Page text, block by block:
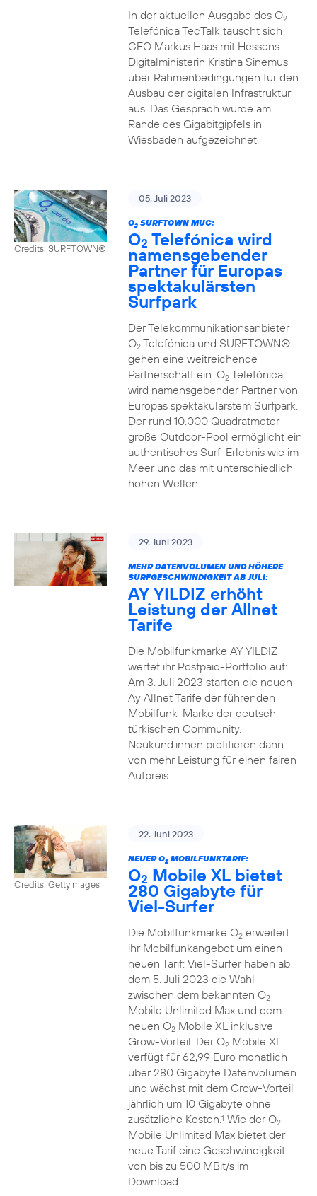
In der aktuellen Ausgabe des O2
Telefónica TecTalk tauscht sich
CEO Markus Haas mit Hessens
Digitalministerin Kristina Sinemus
über Rahmenbedingungen für den
Ausbau der digitalen Infrastruktur
aus. Das Gespräch wurde am
Rande des Gigabitgipfels in
Wiesbaden aufgezeichnet.
Credits: SURFTOWN®
05. Juli 2023
O2SURFTOWN MUC:
O2 Telefónica wird
namensgebender
Partner für Europas
spektakulärsten
Surfpark
Der Telekommunikationsanbieter
O2Telefónica und SURFTOWN®
gehen eine weitreichende
Partnerschaft ein: O2Telefónica
wird namensgebender Partner von
Europas spektakulärstem Surfpark.
Der rund 10.000 Quadratmeter
große Outdoor-Pool ermöglicht ein
authentisches Surf-Erlebnis wie im
Meer und das mit unterschiedlich
hohen Wellen.
29. Juni 2023
MEHR DATENVOLUMEN UND HÖHERE
SURFGESCHWINDIGKEIT AB JULI:
AY YILDIZ erhöht
Leistung der Allnet
Tarife
Die Mobilfunkmarke AY YILDIZ
wertet ihr Postpaid-Portfolio auf:
Am 3. Juli 2023 starten die neuen
Ay Allnet Tarife der führenden
Mobilfunk-Marke der deutsch-
türkischen Community.
Neukund:innen profitieren dann
von mehr Leistung für einen fairen
Aufpreis.
Credits: Gettyimages
22. Juni 2023
NEUER O2MOBILFUNKTARIF:
O2 Mobile XL bietet
280 Gigabyte für
Viel-Surfer
Die Mobilfunkmarke O2erweitert
ihr Mobilfunkangebot um einen
neuen Tarif: Viel-Surfer haben ab
dem 5. Juli 2023 die Wahl
zwischen dem bekannten O2
Mobile Unlimited Max und dem
neuen O2Mobile XL inklusive
Grow-Vorteil. Der O2Mobile XL
verfügt für 62,99 Euro monatlich
über 280 Gigabyte Datenvolumen
und wächst mit dem Grow-Vorteil
jährlich um 10 Gigabyte ohne
zusätzliche Kosten.1 Wie der O2
Mobile Unlimited Max bietet der
neue Tarif eine Geschwindigkeit
von bis zu 500 MBit/s im
Download.